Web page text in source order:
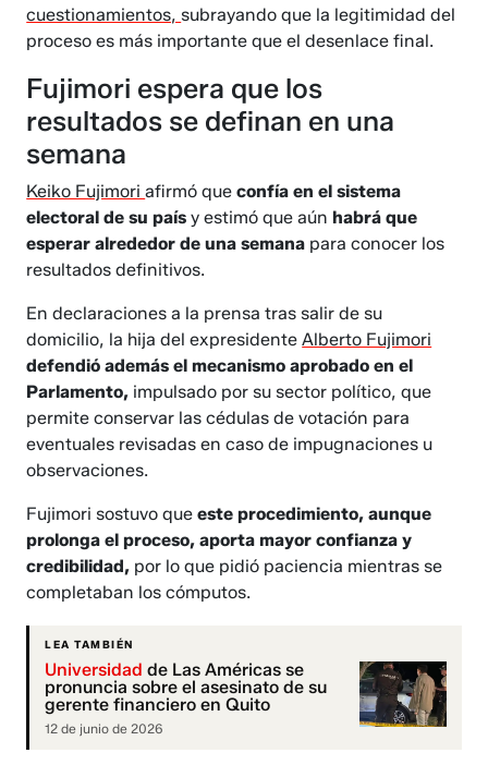
cuestionamientos, subrayando que la legitimidad del
proceso es más importante que el desenlace final.
Fujimori espera que los
resultados se definan en una
semana
Keiko Fujimoriafirmó queconfía en el sistema
electoral de su país y estimó que aún habrá que
esperar alrededor de una semana para conocer los
resultados definitivos.
En declaraciones a la prensa tras salir de su
domicilio, la hija del expresidenteAlberto Fujimori
defendió además el mecanismo aprobado en el
Parlamento, impulsado por su sector político, que
permite conservar las cédulas de votación para
eventuales revisadas en caso de impugnaciones u
observaciones.
Fujimori sostuvo queeste procedimiento, aunque
prolonga el proceso, aporta mayor confianza y
credibilidad, por lo que pidió paciencia mientras se
completaban los cómputos.
LEA TAMBIÉN
Universidad de Las Américas se
pronuncia sobre el asesinato de su
gerente financiero en Quito
12 de junio de 2026